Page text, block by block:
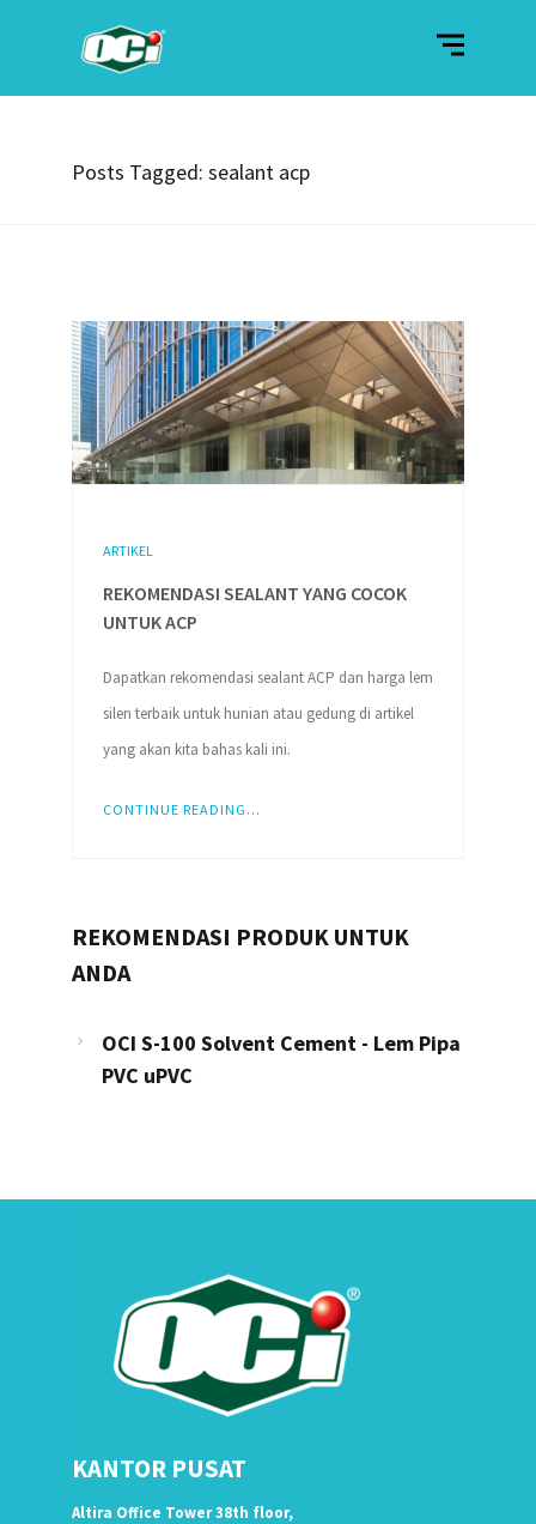
Posts Tagged: sealant acp
ARTIKEL
REKOMENDASI SEALANT YANG COCOK
UNTUK ACP
Dapatkan rekomendasi sealant ACP dan harga lem
silen terbaik untuk hunian atau gedung di artikel
yang akan kita bahas kali ini.
CONTINUE READING...
REKOMENDASI PRODUK UNTUK
ANDA
OCI S-100 Solvent Cement - Lem Pipa
PVC uPVC
KANTOR PUSAT
Altira Office Tower 38th floor,